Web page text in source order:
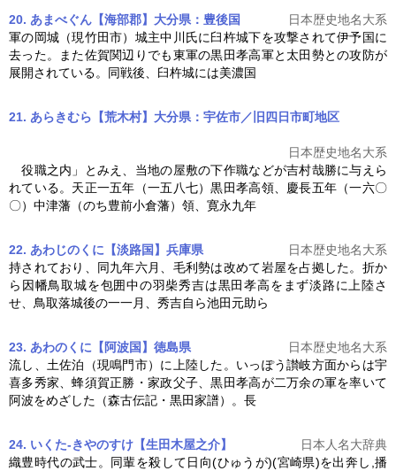
20. あまべぐん【海部郡】大分県：豊後国
日本歴史地名大系
軍の岡城（現竹田市）城主中川氏に臼杵城下を攻撃されて伊予国に
去った。また佐賀関辺りでも東軍の黒田孝高軍と太田勢との攻防が
展開されている。同戦後、臼杵城には美濃国
21. あらきむら【荒木村】大分県：宇佐市／旧四日市町地区
日本歴史地名大系
役職之内」とみえ、当地の屋敷の下作職などが吉村哉勝に与えら
れている。天正一五年（一五八七）黒田孝高領、慶長五年（一六〇
〇）中津藩（のち豊前小倉藩）領、寛永九年
22. あわじのくに【淡路国】兵庫県
日本歴史地名大系
持されており、同九年六月、毛利勢は改めて岩屋を占拠した。折か
ら因幡鳥取城を包囲中の羽柴秀吉は黒田孝高をまず淡路に上陸さ
せ、鳥取落城後の一一月、秀吉自ら池田元助ら
23. あわのくに【阿波国】徳島県
日本歴史地名大系
流し、土佐泊（現鳴門市）に上陸した。いっぽう讃岐方面からは宇
喜多秀家、蜂須賀正勝・家政父子、黒田孝高が二万余の軍を率いて
阿波をめざした（森古伝記・黒田家譜）。長
24. いくた-きやのすけ【生田木屋之介】
日本人名大辞典
織豊時代の武士。同輩を殺して日向(ひゅうが)(宮崎県)を出奔し,播